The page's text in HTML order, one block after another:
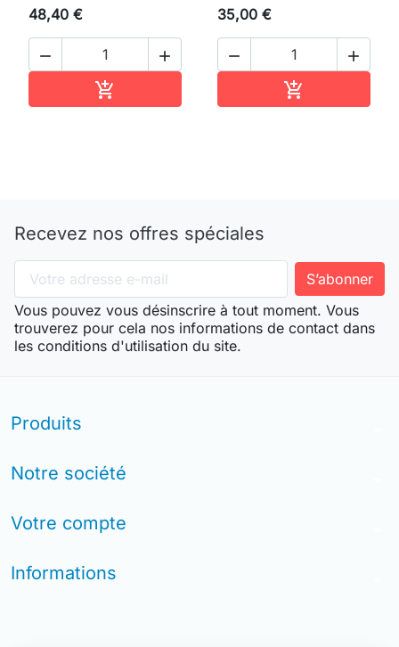
48,40 €
 

35,00 €
 

Recevez nos offres spéciales
Vous pouvez vous désinscrire à tout moment. Vous
trouverez pour cela nos informations de contact dans
les conditions d'utilisation du site.
Produits
Notre société
Votre compte
Informations